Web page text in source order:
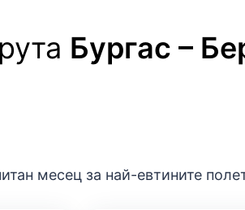
Бургас –
месец за най-евтините